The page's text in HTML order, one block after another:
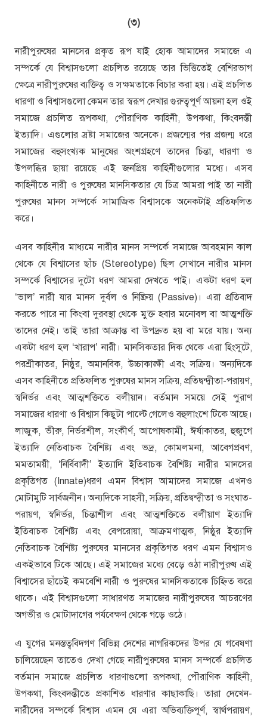
(৩)
নারীপুরুষের মানসের প্রকৃত রূপ যাই হোক আমাদের সমাজে এ
সম্পর্কে যে বিশ্বাসগুলো প্রচলিত রয়েছে তার ভিত্তিতেই বেশিরভাগ
ক্ষেত্রে নারীপুরুষের ব্যক্তিত্ব ও সক্ষমতাকে বিচার করা হয়। এই প্রচলিত
ধারণা ও বিশ্বাসগুলো কেমন তার স্বরূপ দেখার গুরুত্বপূর্ণ আয়না হল ওই
সমাজে প্রচলিত রূপকথা, পৌরাণিক কাহিনী, উপকথা, কিংবদন্তী
ইত্যাদি। এগুলোর স্রষ্টা সমাজের অনেকে। প্রজন্মের পর প্রজন্ম ধরে
সমাজের বহুসংখ্যক মানুষের অংশগ্রহণে তাদের চিন্তা, ধারণা ও
উপলব্ধির ছায়া রয়েছে এই জনপ্রিয় কাহিনীগুলোর মধ্যে। এসব
কাহিনীতে নারী ও পুরুষের মানসিকতার যে চিত্র আমরা পাই তা নারী
পুরুষের মানস সম্পর্কে সামাজিক বিশ্বাসকে অনেকটাই প্রতিফলিত
করে।
এসব কাহিনীর মাধ্যমে নারীর মানস সম্পর্কে সমাজে আবহমান কাল
থেকে যে বিশ্বাসের ছাঁচ (Stereotype) ছিল সেখানে নারীর মানস
সম্পর্কে বিশ্বাসের দুটো ধরণ আমরা দেখতে পাই। একটা ধরণ হল
‘ভাল’ নারী যার মানস দুর্বল ও নিষ্ক্রিয় (Passive)। এরা প্রতিবাদ
করতে পারে না কিংবা দুরবস্থা থেকে মুক্ত হবার মনোবল বা আত্মশক্তি
তাদের নেই। তাই তারা আক্রান্ত বা উপদ্রুত হয় বা মরে যায়। অন্য
একটা ধরণ হল ‘খারাপ’ নারী। মানসিকতার দিক থেকে এরা হিংসুটে,
পরশ্রীকাতর, নিষ্ঠুর, অমানবিক, উচ্চাকাঙ্ক্ষী এবং সক্রিয়। অন্যদিকে
এসব কাহিনীতে প্রতিফলিত পুরুষের মানস সক্রিয়, প্রতিদ্বন্দ্বীতা-পরায়ণ,
স্বনির্ভর এবং আত্মশক্তিতে বলীয়ান। বর্তমান সময়ে সেই পুরাণ
সমাজের ধারণা ও বিশ্বাস কিছুটা পাল্টে গেলেও বহুলাংশে টিকে আছে।
লাজুক, ভীরু, নির্ভরশীল, সংকীর্ণ, আপোষকামী, ঈর্ষাকাতর, হুজুগে
ইত্যাদি নেতিবাচক বৈশিষ্ট্য এবং ভদ্র, কোমলমনা, আবেগপ্রবণ,
মমতাময়ী, ‘নির্বিবাদী’ ইত্যাদি ইতিবাচক বৈশিষ্ট্য নারীর মানসের
প্রকৃতিগত (Innate)ধরণ এমন বিশ্বাস আমাদের সমাজে এখনও
মোটামুটি সার্বজনীন। অন্যদিকে সাহসী, সক্রিয়, প্রতিদ্বন্দ্বীতা ও সংঘাত-
পরায়ণ, স্বনির্ভর, চিন্তাশীল এবং আত্মশক্তিতে বলীয়াণ ইত্যাদি
ইতিবাচক বৈশিষ্ট্য এবং বেপরোয়া, আক্রমণাত্মক, নিষ্ঠুর ইত্যাদি
নেতিবাচক বৈশিষ্ট্য পুরুষের মানসের প্রকৃতিগত ধরণ এমন বিশ্বাসও
একইভাবে টিকে আছে। এই সমাজের মধ্যে বেড়ে ওঠা নারীপুরুষ এই
বিশ্বাসের ছাঁচেই কমবেশি নারী ও পুরুষের মানসিকতাকে চিহ্নিত করে
থাকে। এই বিশ্বাসগুলো সাধারণত সমাজের নারীপুরুষের আচরণের
অগভীর ও মোটাদাগের পর্যবেক্ষণ থেকে গড়ে ওঠে।
এ যুগের মনস্তত্ববিদগণ বিভিন্ন দেশের নাগরিকদের উপর যে গবেষণা
চালিয়েছেন তাতেও দেখা গেছে নারীপুরুষের মানস সম্পর্কে প্রচলিত
বর্তমান সমাজে প্রচলিত ধারণাগুলো রূপকথা, পৌরাণিক কাহিনী,
উপকথা, কিংবদন্তীতে প্রকাশিত ধারণার কাছাকাছি। তারা দেখেন-
নারীদের সম্পর্কে বিশ্বাস এমন যে এরা অভিব্যক্তিপূর্ণ, স্বার্থপরায়ণ,